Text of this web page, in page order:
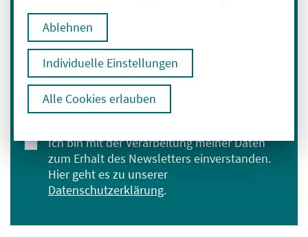
Ablehnen
Individuelle Einstellungen
Alle Cookies erlauben
Immer informiert bleiben
Melden Sie sich für unseren Newsletter an:
E-Mail-Adresse eingeben
Ich bin mit der Verarbeitung meiner Daten
zum Erhalt des Newsletters einverstanden.
Hier geht es zu unserer
Datenschutzerklärung.
Anmelden